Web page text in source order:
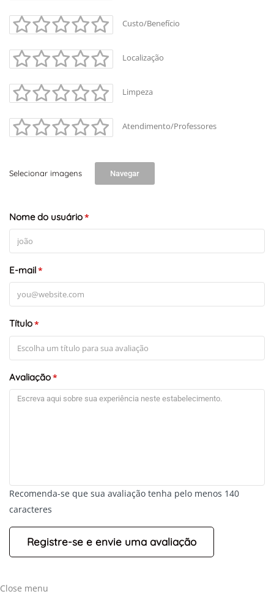
Leaflet
Custo/Benefício
Localização
Limpeza
Atendimento/Professores
Selecionar imagens Navegar
Nome do usuário*
E-mail*
Título*
Avaliação*
Recomenda-se que sua avaliação tenha pelo menos 140
caracteres
Close menu